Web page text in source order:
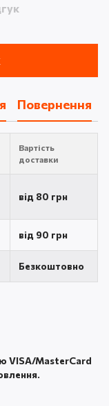
Повернення
Вартість
доставки
від 80 грн
від 90 грн
Безкоштовно
VISA/MasterCard